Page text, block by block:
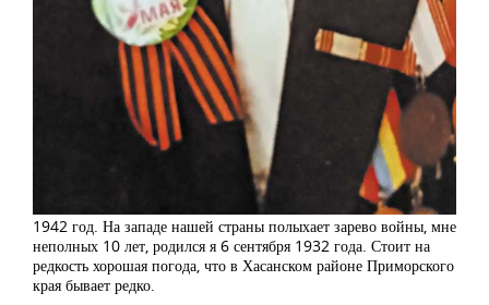
1942 год. На западе нашей страны полыхает зарево войны, мне
неполных 10 лет, родился я 6 сентября 1932 года. Стоит на
редкость хорошая погода, что в Хасанском районе Приморского
края бывает редко.